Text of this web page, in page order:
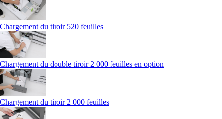
Chargement du tiroir 520 feuilles
Chargement du double tiroir 2 000 feuilles en option
Chargement du tiroir 2 000 feuilles